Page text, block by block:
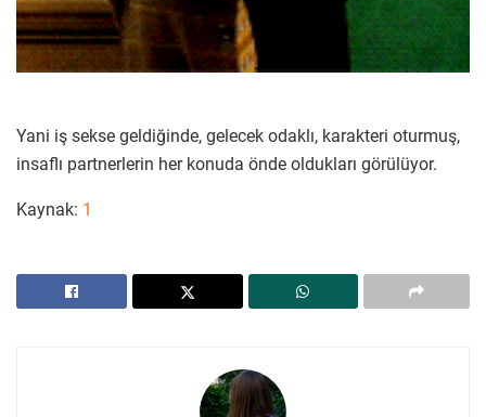
Yani iş sekse geldiğinde, gelecek odaklı, karakteri oturmuş,
insaflı partnerlerin her konuda önde oldukları görülüyor.
Kaynak: 1